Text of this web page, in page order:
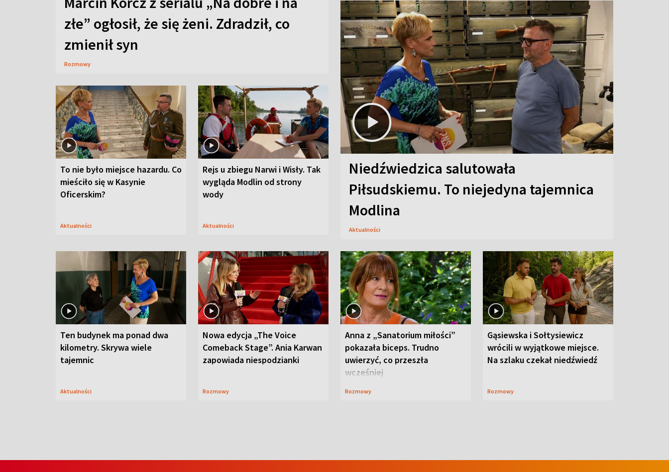
złe” ogłosił, że się żeni. Zdradził, co
zmienił syn
Rozmowy
To nie było miejsce hazardu. Co
mieściło się w Kasynie
Oficerskim?
Aktualności
Rejs u zbiegu Narwi i Wisły. Tak
wygląda Modlin od strony
wody
Aktualności
Niedźwiedzica salutowała
Piłsudskiemu. To niejedyna tajemnica
Modlina
Aktualności
Ten budynek ma ponad dwa
kilometry. Skrywa wiele
tajemnic
Aktualności
Nowa edycja „The Voice
Comeback Stage”. Ania Karwan
zapowiada niespodzianki
Rozmowy
Anna z „Sanatorium miłości”
pokazała biceps. Trudno
uwierzyć, co przeszła
wcześniej
Rozmowy
Gąsiewska i Sołtysiewicz
wrócili w wyjątkowe miejsce.
Na szlaku czekał niedźwiedź
Rozmowy